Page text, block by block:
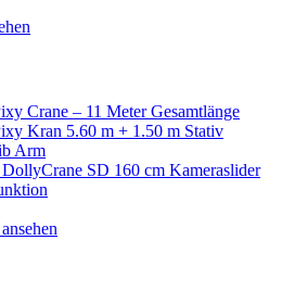
Crane – 11 Meter Gesamtlänge
Kran 5.60 m + 1.50 m Stativ
Arm
SD 160 cm Kameraslider